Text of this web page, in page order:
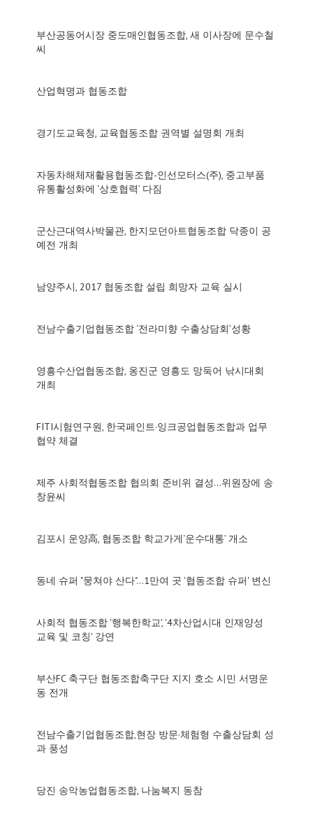
부산공동어시장 중도매인협동조합, 새 이사장에 문수철
씨
산업혁명과 협동조합
경기도교육청, 교육협동조합 권역별 설명회 개최
자동차해체재활용협동조합-인선모터스(주), 중고부품
유통활성화에 ‘상호협력’ 다짐
군산근대역사박물관, 한지모던아트협동조합 닥종이 공
예전 개최
남양주시, 2017 협동조합 설립 희망자 교육 실시
전남수출기업협동조합 ‘전라미향 수출상담회’성황
영흥수산업협동조합, 옹진군 영흥도 망둑어 낚시대회
개최
FITI시험연구원, 한국페인트·잉크공업협동조합과 업무
협약 체결
제주 사회적협동조합 협의회 준비위 결성...위원장에 송
창윤씨
김포시 운양高, 협동조합 학교가게‘운수대통’ 개소
동네 슈퍼 "뭉쳐야 산다"…1만여 곳 '협동조합 슈퍼' 변신
사회적 협동조합 '행복한학교', '4차산업시대 인재양성
교육 및 코칭' 강연
부산FC 축구단 협동조합축구단 지지 호소 시민 서명운
동 전개
전남수출기업협동조합,현장 방문·체험형 수출상담회 성
과 풍성
당진 송악농업협동조합, 나눔복지 동참